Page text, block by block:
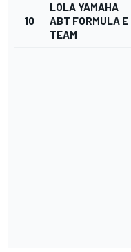
10
LOLA YAMAHA
ABT FORMULA E
TEAM